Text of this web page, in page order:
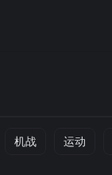
机战 运动